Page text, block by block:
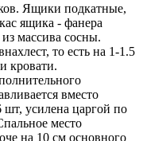
Ящики подкатные,
ящика - фанера
из массива сосны.
то есть на 1-1.5
кровати.
вместо
шт, усилена царгой по
место
на 10 см основного